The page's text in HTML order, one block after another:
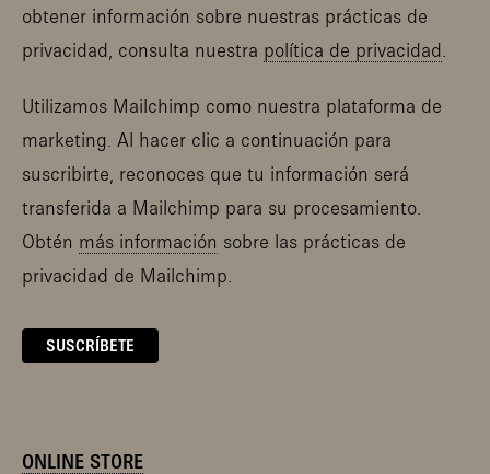
obtener información sobre nuestras prácticas de
privacidad, consulta nuestra política de privacidad.
Utilizamos Mailchimp como nuestra plataforma de
marketing. Al hacer clic a continuación para
suscribirte, reconoces que tu información será
transferida a Mailchimp para su procesamiento.
Obtén más información sobre las prácticas de
privacidad de Mailchimp.
ONLINE STORE